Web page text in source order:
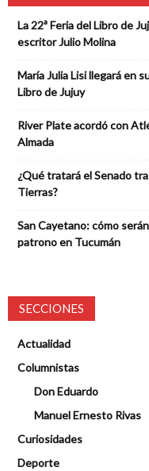
La 22ª Feria del Libro de
escritor Julio Molina
María Julia Lisi llegará en
Libro de Jujuy
River Plate acordó con
Almada
¿Qué tratará el Senado
Tierras?
San Cayetano: cómo
patrono en Tucumán
SECCIONES
Actualidad
Columnistas
Don Eduardo
Manuel Ernesto Rivas
Curiosidades
Deporte